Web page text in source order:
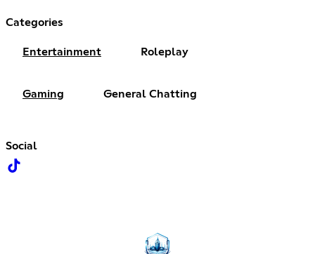
Categories
Entertainment Roleplay
Gaming General Chatting
Social